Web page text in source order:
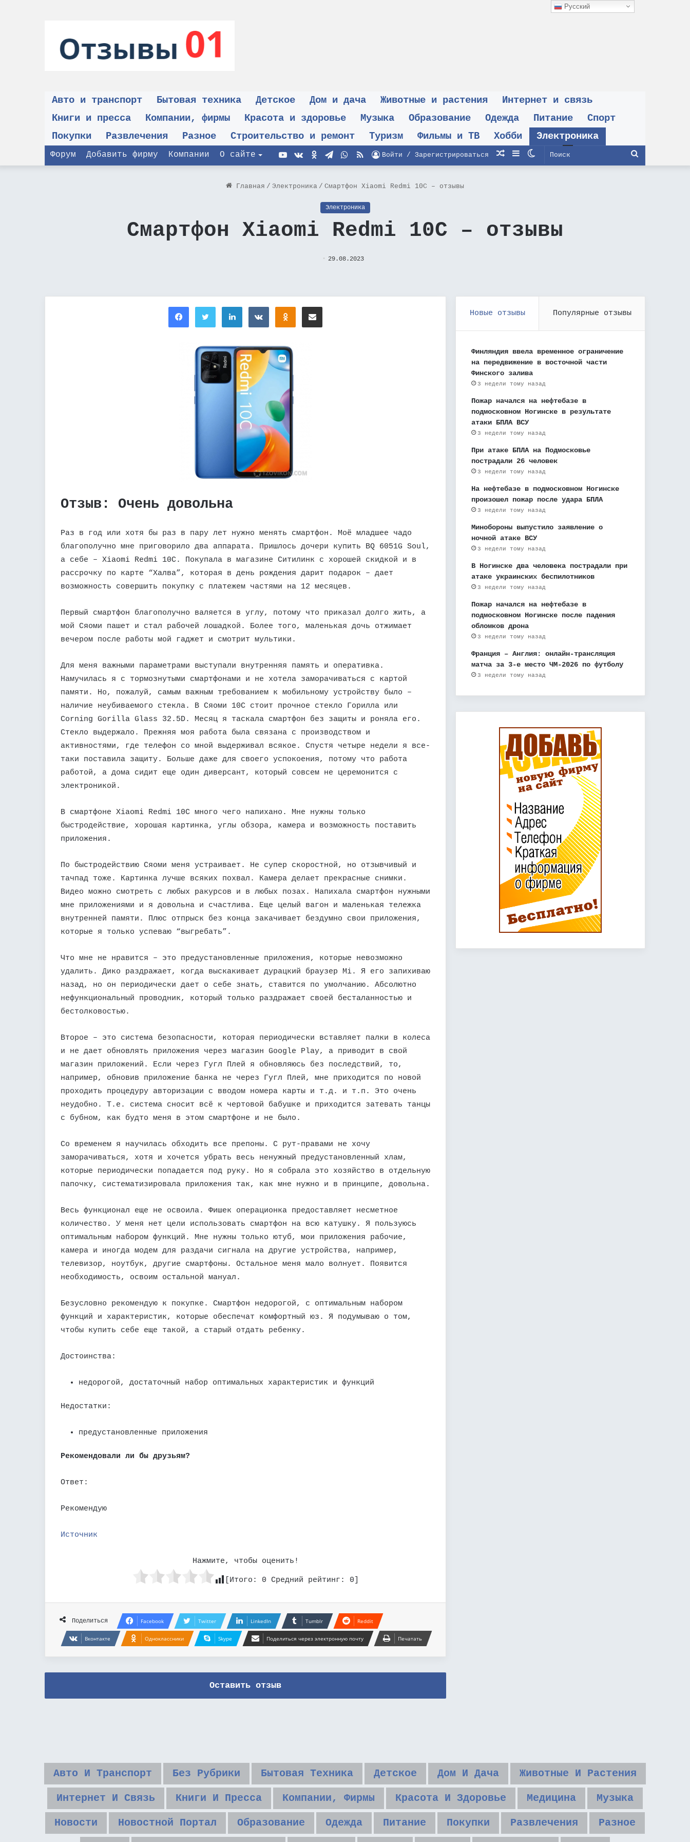
Авто и транспорт Бытовая техника Детское Дом и дача Животные и растения
Интернет и связь
Книги и пресса
Компании, фирмы Красота и здоровье Музыка Образование Одежда Питание
Спорт
Покупки
Развлечения Разное Строительство и ремонт Туризм Фильмы и ТВ Хобби Электроника
Форум Добавить фирму Компании О сайте Поиск
Switch
Sidebar
Случайная
Войти / Зарегистрироваться
RSS
WhatsApp
Telegram
Одноклассники
vk.com
YouTube
Главная / Электроника / Смартфон Xiaomi Redmi 10C – отзывы
Электроника
Смартфон Xiaomi Redmi 10C – отзывы
29.08.2023
FacebookTwitterLinkedInВконтактеОдноклассники
Поделиться через электронную почту
Отзыв: Очень довольна
Раз в год или хотя бы раз в пару лет нужно менять смартфон. Моё младшее чадо
благополучно мне приговорило два аппарата. Пришлось дочери купить BQ 6051G Soul,
а себе – Xiaomi Redmi 10C. Покупала в магазине Ситилинк с хорошей скидкой и в
рассрочку по карте “Халва”, которая в день рождения дарит подарок – дает
возможность совершить покупку с платежем частями на 12 месяцев.
Первый смартфон благополучно валяется в углу, потому что приказал долго жить, а
мой Сяоми пашет и стал рабочей лошадкой. Более того, маленькая дочь отжимает
вечером после работы мой гаджет и смотрит мультики.
Для меня важными параметрами выступали внутренняя память и оперативка.
Намучилась я с тормознутыми смартфонами и не хотела заморачиваться с картой
памяти. Но, пожалуй, самым важным требованием к мобильному устройству было –
наличие неубиваемого стекла. В Сяоми 10С стоит прочное стекло Горилла или
Corning Gorilla Glass 32.5D. Месяц я таскала смартфон без защиты и роняла его.
Стекло выдержало. Прежняя моя работа была связана с производством и
активностями, где телефон со мной выдерживал всякое. Спустя четыре недели я все-
таки поставила защиту. Больше даже для своего успокоения, потому что работа
работой, а дома сидит еще один диверсант, который совсем не церемонится с
электроникой.
В смартфоне Xiaomi Redmi 10C много чего напихано. Мне нужны только
быстродействие, хорошая картинка, углы обзора, камера и возможность поставить
приложения.
По быстродействию Сяоми меня устраивает. Не супер скоростной, но отзывчивый и
тачпад тоже. Картинка лучше всяких похвал. Камера делает прекрасные снимки.
Видео можно смотреть с любых ракурсов и в любых позах. Напихала смартфон нужными
мне приложениями и я довольна и счастлива. Еще целый вагон и маленькая тележка
внутренней памяти. Плюс отпрыск без конца закачивает бездумно свои приложения,
которые я только успеваю “выгребать”.
Что мне не нравится – это предустановленные приложения, которые невозможно
удалить. Дико раздражает, когда выскакивает дурацкий браузер Mi. Я его запихиваю
назад, но он периодически дает о себе знать, ставится по умолчанию. Абсолютно
нефункциональный проводник, который только раздражает своей бесталанностью и
бестолковостью.
Второе – это система безопасности, которая периодически вставляет палки в колеса
и не дает обновлять приложения через магазин Google Play, а приводит в свой
магазин приложений. Если через Гугл Плей я обновляюсь без последствий, то,
например, обновив приложение банка не через Гугл Плей, мне приходится по новой
проходить процедуру авторизации с вводом номера карты и т.д. и т.п. Это очень
неудобно. Т.е. система сносит всё к чертовой бабушке и приходится затевать танцы
с бубном, как будто меня в этом смартфоне и не было.
Со временем я научилась обходить все препоны. С рут-правами не хочу
заморачиваться, хотя и хочется убрать весь ненужный предустановленный хлам,
которые периодически попадается под руку. Но я собрала это хозяйство в отдельную
папочку, систематизировала приложения так, как мне нужно и в принципе, довольна.
Весь функционал еще не освоила. Фишек операционка предоставляет несметное
количество. У меня нет цели использовать смартфон на всю катушку. Я пользуюсь
оптимальным набором функций. Мне нужны только ютуб, мои приложения рабочие,
камера и иногда модем для раздачи сигнала на другие устройства, например,
телевизор, ноутбук, другие смартфоны. Остальное меня мало волнует. Появится
необходимость, освоим остальной мануал.
Безусловно рекомендую к покупке. Смартфон недорогой, с оптимальным набором
функций и характеристик, которые обеспечат комфортный юз. Я подумываю о том,
чтобы купить себе еще такой, а старый отдать ребенку.
Достоинства:
недорогой, достаточный набор оптимальных характеристик и функций
Недостатки:
предустановленные приложения
Рекомендовали ли бы друзьям?
Ответ:
Рекомендую
Источник
Нажмите, чтобы оценить!
[Итого: 0 Средний рейтинг: 0
Поделиться Facebook Twitter LinkedIn Tumblr Reddit
Вконтакте Одноклассники Skype Поделиться через электронную почту Печатать
Оставить отзыв
Новые отзывы Популярные отзывы
Финляндия ввела временное ограничение
на передвижение в восточной части
Финского залива
3 недели тому назад
Пожар начался на нефтебазе в
подмосковном Ногинске в результате
атаки БПЛА ВСУ
3 недели тому назад
При атаке БПЛА на Подмосковье
пострадали 26 человек
3 недели тому назад
На нефтебазе в подмосковном Ногинске
произошел пожар после удара БПЛА
3 недели тому назад
Минобороны выпустило заявление о
ночной атаке ВСУ
3 недели тому назад
В Ногинске два человека пострадали при
атаке украинских беспилотников
3 недели тому назад
Пожар начался на нефтебазе в
подмосковном Ногинске после падения
обломков дрона
3 недели тому назад
Франция – Англия: онлайн-трансляция
матча за 3-е место ЧМ-2026 по футболу
3 недели тому назад
Авто И Транспорт Без Рубрики Бытовая Техника Детское Дом И Дача Животные И Растения
Интернет И Связь Книги И Пресса Компании, Фирмы Красота И Здоровье Медицина Музыка
Новости Новостной Портал Образование Одежда Питание Покупки Развлечения Разное
Русский